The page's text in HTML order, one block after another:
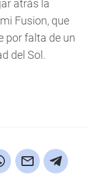
atrás la
Fusion, que
por falta de un
del Sol.